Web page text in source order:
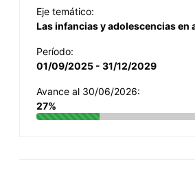
Eje temático:
Las infancias y adolescencias en
Período:
01/09/2025 - 31/12/2029
Avance al 30/06/2026:
27%